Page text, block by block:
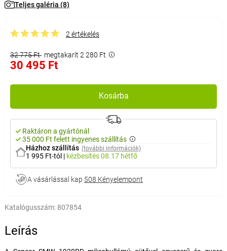
Teljes galéria (8)
2 értékelés
32 775 Ft megtakarít 2 280 Ft
30 495 Ft
Kosárba
Raktáron a gyártónál
35 000 Ft felett ingyenes szállítás
Házhoz szállítás (további információk)
1 995 Ft-tól | kézbesítés08.17 hétfő
A vásárlással kap 508 Kényelempont
Katalógusszám: 807854
Leírás